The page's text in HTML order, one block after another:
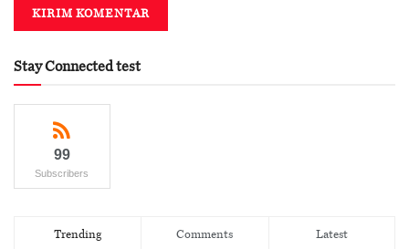
Stay Connected test
99
Subscribers
Trending Comments Latest